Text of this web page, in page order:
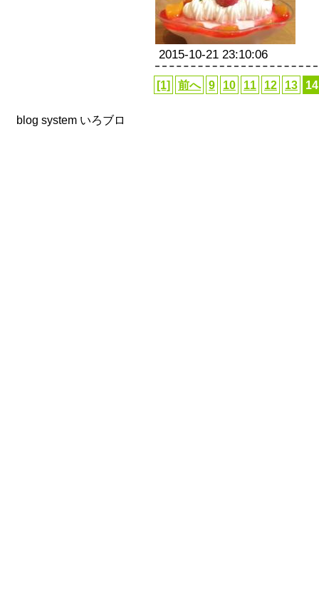
2015-10-21 23:10:06
[1] 前へ 9 10 11 12 13 14
blog system いろブロ